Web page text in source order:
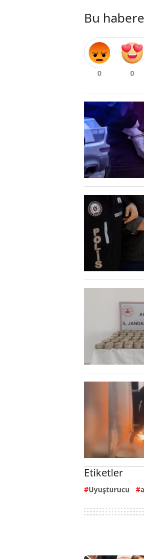
Bu
Etiketler
Uyuşturucu